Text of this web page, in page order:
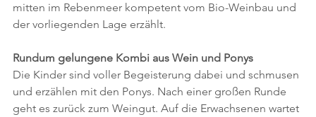
mitten im Rebenmeer kompetent vom Bio-Weinbau und
der vorliegenden Lage erzählt.
Rundum gelungene Kombi aus Wein und Ponys
Die Kinder sind voller Begeisterung dabei und schmusen
und erzählen mit den Ponys. Nach einer großen Runde
geht es zurück zum Weingut. Auf die Erwachsenen wartet